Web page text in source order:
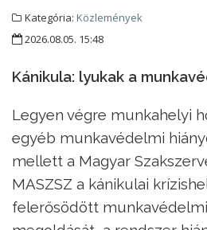
Kategória: Közlemények
2026.08.05. 15:48
Kánikula: lyukak a
Legyen végre munkahelyi
egyéb munkavédelmi
mellett a Magyar
MASZSZ a kánikulai
felerősödött